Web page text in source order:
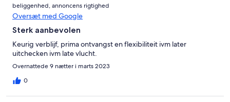
beliggenhed, annoncens rigtighed
Oversæt med Google
Sterk aanbevolen
Keurig verblijf, prima ontvangst en flexibiliteit ivm later
uitchecken ivm late vlucht.
Overnattede 9 nætter i marts 2023
0